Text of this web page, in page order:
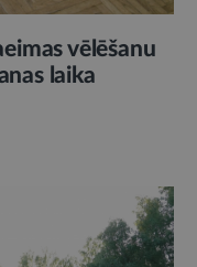
vēlēšanu
laika